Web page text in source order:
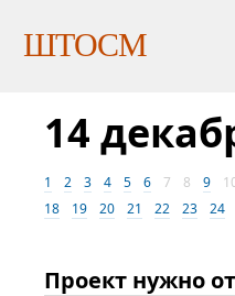
ШТОСМ
14
1 2 3 4 5 6 7 8 9
18
19 20 21 22 23 24
Проект нужно